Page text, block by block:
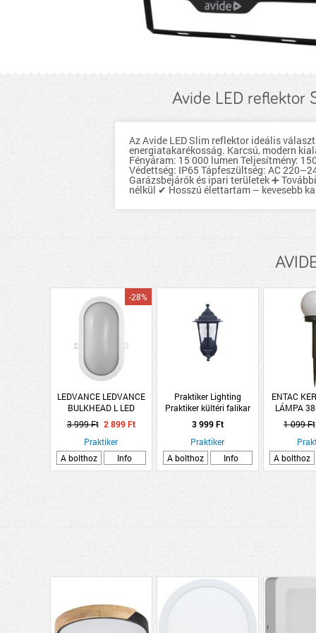
Avide LED reflektor
Az Avide LED Slim reflektor ideális
energiatakarékosság. Karcsú, modern
Fényáram: 15 000 lumen Teljesítmény:
Védettség: IP65 Tápfeszültség: AC
Garázsbejárók és ipari területek ➕
nélkül ✔ Hosszú élettartam – kevesebb
LEDVANCE LEDVANCE
BULKHEAD L LED
HAJÓLÁMPA FEHÉR,
11W 4000K 840LM IP54
-28%
3 999 Ft 2 899 Ft
Praktiker
A bolthoz
Info
Praktiker Lighting
Praktiker kültéri falikar
E27 MAX.15W/20W IP44
felfelé álló 22x17x32,5cm
fekete
3 999 Ft
Praktiker
A bolthoz
Info
ENTAC
LÁMPA
1 099 Ft
A bolthoz